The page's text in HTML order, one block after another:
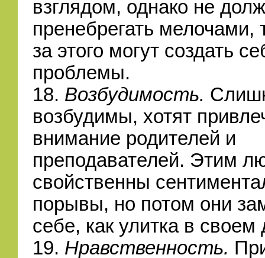
взглядом, однако не
пренебрегать мелочами,
за этого могут создать
проблемы.
18. Возбудимость.
возбудимы, хотят
внимание родителей и
преподавателей. Этим
свойственны
порывы, но потом они
себе, как улитка в своем
19. Нравственность.